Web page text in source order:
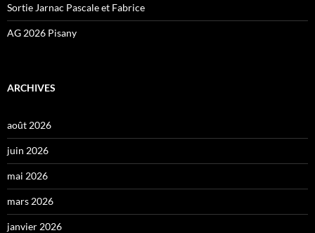
Sortie Jarnac Pascale et Fabrice
AG 2026 Pisany
ARCHIVES
août 2026
juin 2026
mai 2026
mars 2026
janvier 2026